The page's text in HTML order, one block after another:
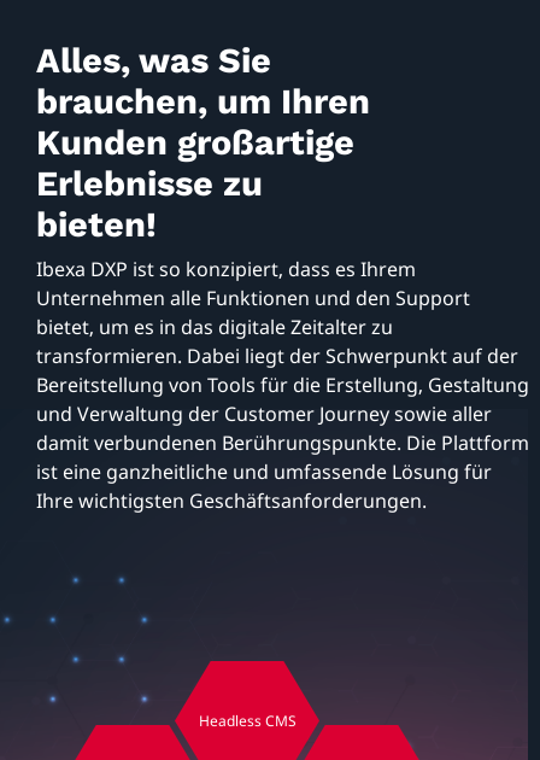
Alles, was Sie
brauchen, um Ihren
Kunden großartige
Erlebnisse zu
bieten!
Ibexa DXP ist so konzipiert, dass es Ihrem
Unternehmen alle Funktionen und den Support
bietet, um es in das digitale Zeitalter zu
transformieren. Dabei liegt der Schwerpunkt auf der
Bereitstellung von Tools für die Erstellung, Gestaltung
und Verwaltung der Customer Journey sowie aller
damit verbundenen Berührungspunkte. Die Plattform
ist eine ganzheitliche und umfassende Lösung für
Ihre wichtigsten Geschäftsanforderungen.
Headless CMS